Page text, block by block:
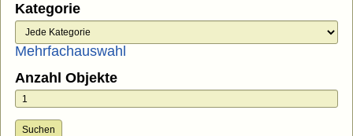
Kategorie
Mehrfachauswahl
Anzahl Objekte
Suchen